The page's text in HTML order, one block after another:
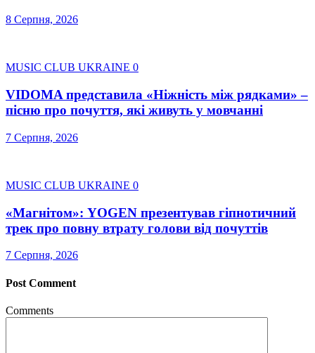
8 Серпня, 2026
MUSIC CLUB UKRAINE 0
VIDOMA представила «Ніжність між рядками» –
пісню про почуття, які живуть у мовчанні
7 Серпня, 2026
MUSIC CLUB UKRAINE 0
«Магнітом»: YOGEN презентував гіпнотичний
трек про повну втрату голови від почуттів
7 Серпня, 2026
Post Comment
Comments